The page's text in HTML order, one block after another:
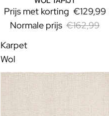
Prijs met korting €129,99
Normale prijs €162,99
Karpet
Wol